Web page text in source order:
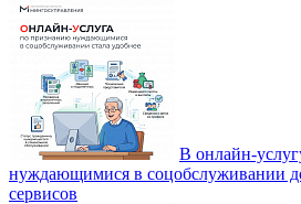
В онлайн-
нуждающимися в соцобслуживании
сервисов